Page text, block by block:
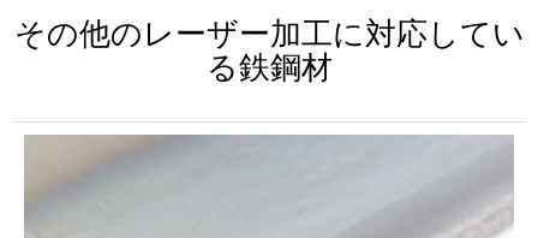
その他のレーザー加工に対応してい
る鉄鋼材